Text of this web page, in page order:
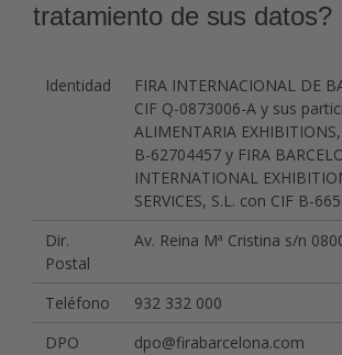
tratamiento de sus datos?
Identidad
FIRA INTERNACIONAL DE
CIF Q-0873006-A y sus
ALIMENTARIA
B-62704457 y FIRA
INTERNATIONAL
SERVICES, S.L. con CIF B-
Dir.
Postal
Av. Reina Mª Cristina s/n
Teléfono
932 332 000
DPO
dpo@firabarcelona.com